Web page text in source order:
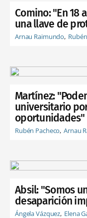
Comino: "En 18
una llave de
Arnau Raimundo
Martínez:
universitario
oportunidades"
Rubén Pacheco Arnau
Absil: "Somos
desaparición
Ángela Vázquez Elena